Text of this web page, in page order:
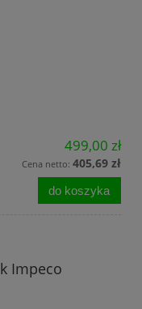
499,00 zł
Cena netto: 405,69 zł
do koszyka
Impeco